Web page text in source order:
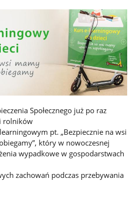
Społecznego już po raz
rolników
pt. „Bezpiecznie na wsi
który w nowoczesnej
wypadkowe w gospodarstwach
zachowań podczas przebywania